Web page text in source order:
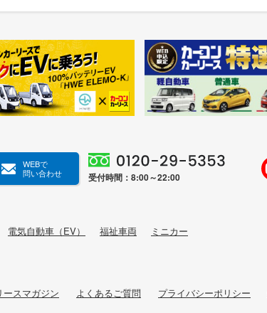
WEBで
問い合わせ
受付時間：8:00～22:00
電気自動車（EV） 福祉車両 ミニカー
ースマガジン よくあるご質問 プライバシーポリシー